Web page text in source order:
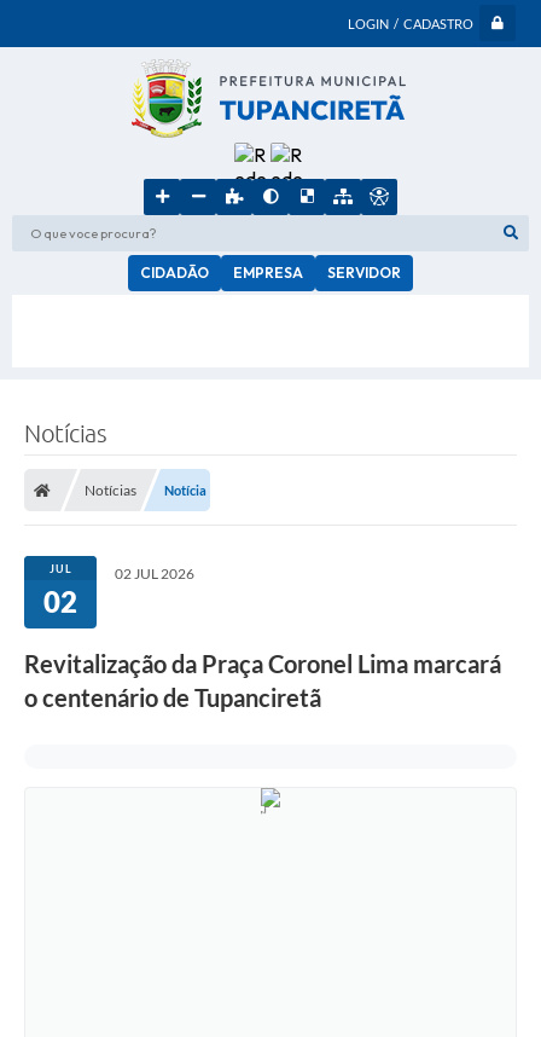
LOGIN / CADASTRO
O que voce procura?
CIDADÃO EMPRESA SERVIDOR
Notícias
Notícias Notícia
JUL
02
02 JUL 2026
Revitalização da Praça Coronel Lima marcará
o centenário de Tupanciretã